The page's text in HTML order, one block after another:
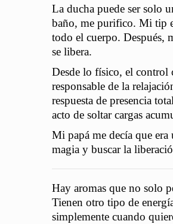
La ducha puede ser solo
baño, me purifico. Mi tip
todo el cuerpo. Después,
se libera.
Desde lo físico, el control
responsable de la
respuesta de presencia
acto de soltar cargas
Mi papá me decía que
magia y buscar la
Hay aromas que no solo
Tienen otro tipo de
simplemente cuando